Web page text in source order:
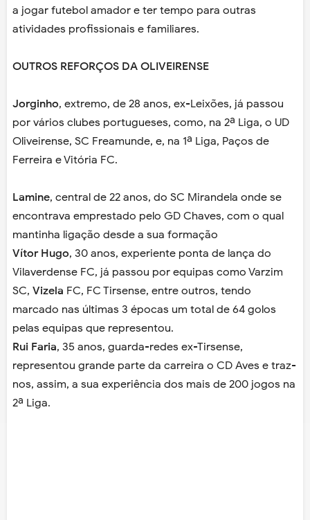
a jogar futebol amador e ter tempo para outras
atividades profissionais e familiares.
OUTROS REFORÇOS DA OLIVEIRENSE
Jorginho, extremo, de 28 anos, ex-Leixões, já passou
por vários clubes portugueses, como, na 2ª Liga, o UD
Oliveirense, SC Freamunde, e, na 1ª Liga, Paços de
Ferreira e Vitória FC.
Lamine, central de 22 anos, do SC Mirandela onde se
encontrava emprestado pelo GD Chaves, com o qual
mantinha ligação desde a sua formação
Vítor Hugo, 30 anos, experiente ponta de lança do
Vilaverdense FC, já passou por equipas como Varzim
SC, Vizela FC, FC Tirsense, entre outros, tendo
marcado nas últimas 3 épocas um total de 64 golos
pelas equipas que representou.
Rui Faria, 35 anos, guarda-redes ex-Tirsense,
representou grande parte da carreira o CD Aves e traz-
nos, assim, a sua experiência dos mais de 200 jogos na
2ª Liga.